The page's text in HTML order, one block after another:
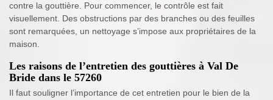
contre la gouttière. Pour commencer, le contrôle est fait
visuellement. Des obstructions par des branches ou des feuilles
sont remarquées, un nettoyage s’impose aux propriétaires de la
maison.
Les raisons de l’entretien des gouttières à Val De
Bride dans le 57260
Il faut souligner l’importance de cet entretien pour le bien de la